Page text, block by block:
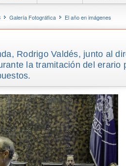
Galería Fotográfica El año en imágenes
Rodrigo Valdés, junto al
la tramitación del erario